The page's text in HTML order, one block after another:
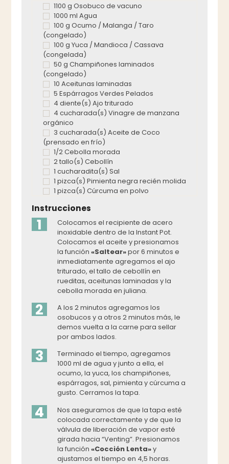
1100 g Osobuco de vacuno
1000 ml Agua
100 g Ocumo / Malanga / Taro
(congelado)
100 g Yuca / Mandioca / Cassava
(congelada)
50 g Champiñones laminados
(congelado)
10 Aceitunas laminadas
5 Espárragos Verdes Pelados
4 diente(s) Ajo triturado
4 cucharada(s) Vinagre de manzana
orgánico
3 cucharada(s) Aceite de Coco
(prensado en frío)
1/2 Cebolla morada
2 tallo(s) Cebollín
1 cucharadita(s) Sal
1 pizca(s) Pimienta negra recién molida
1 pizca(s) Cúrcuma en polvo
Instrucciones
1
Colocamos el recipiente de acero
inoxidable dentro de la Instant Pot.
Colocamos el aceite y presionamos
la función«Saltear»por 6 minutos e
inmediatamente agregamos el ajo
triturado, el tallo de cebollín en
rueditas, aceitunas laminadas y la
cebolla morada en juliana.
2
A los 2 minutos agregamos los
osobucos y a otros 2 minutos más, le
demos vuelta a la carne para sellar
por ambos lados.
3
Terminado el tiempo, agregamos
1000 ml de agua y junto a ella, el
ocumo, la yuca, los champiñones,
espárragos, sal, pimienta y cúrcuma a
gusto. Cerramos la tapa.
4
Nos aseguramos de que la tapa esté
colocada correctamente y de que la
válvula de liberación de vapor esté
girada hacia “Venting”. Presionamos
la función«Cocción Lenta»y
ajustamos el tiempo en 4,5 horas.